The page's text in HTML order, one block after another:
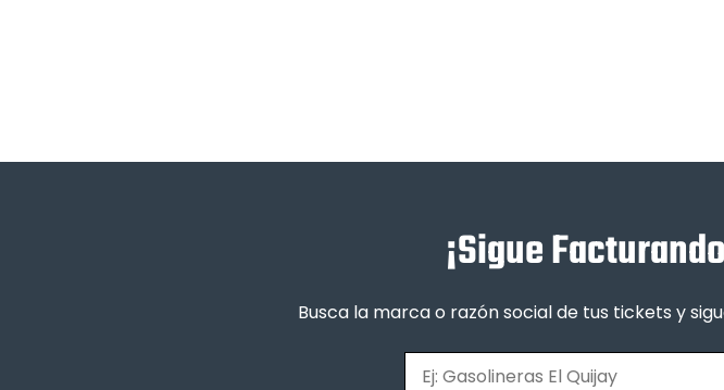
¡Sigue
Busca la marca o razón social de tus tickets y